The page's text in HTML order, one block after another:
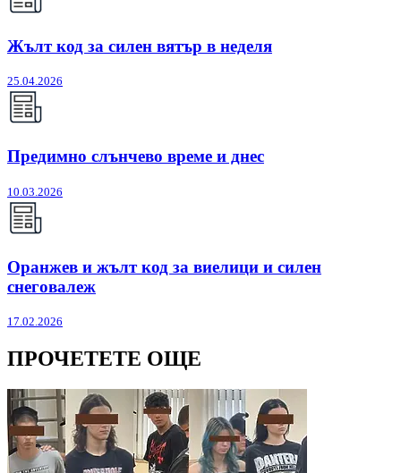
Жълт код за силен вятър в неделя
25.04.2026
Предимно слънчево време и днес
10.03.2026
Оранжев и жълт код за виелици и силен
снеговалеж
17.02.2026
ПРОЧЕТЕТЕ ОЩЕ